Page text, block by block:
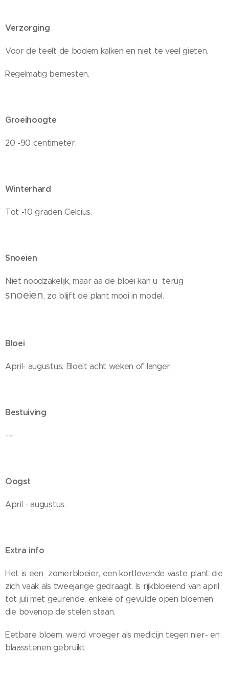
Verzorging
Voor de teelt de bodem kalken en niet te veel gieten.
Regelmatig bemesten.
Groeihoogte
20 -90 centimeter.
Winterhard
Tot -10 graden Celcius.
Snoeien
Niet noodzakelijk, maar aa de bloei kan u terug
snoeien, zo blijft de plant mooi in model.
Bloei
April- augustus. Bloeit acht weken of langer.
Bestuiving
---
Oogst
April - augustus.
Extra info
Het is een zomerbloeier, een kortlevende vaste plant die
zich vaak als tweejarige gedraagt. Is rijkbloeiend van april
tot juli met geurende, enkele of gevulde open bloemen
die bovenop de stelen staan.
Eetbare bloem, werd vroeger als medicijn tegen nier- en
blaasstenen gebruikt.